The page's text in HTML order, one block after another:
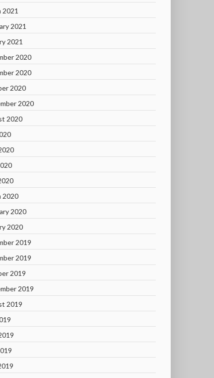
2021
2021
2021
2020
2020
2020
2020
2020
2020
2020
2020
2019
2019
2019
2019
2019